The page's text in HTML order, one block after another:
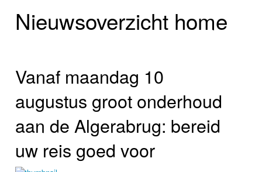
Home
Nieuws
Foto's
Video
Webcam
Nieuwsoverzicht home
Vanaf maandag 10
augustus groot onderhoud
aan de Algerabrug: bereid
uw reis goed voor